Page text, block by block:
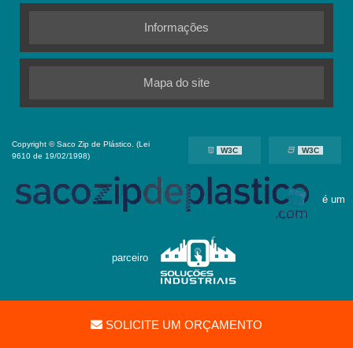
SOLICITE UM ORÇAMENTO
Informações
Mapa do site
Copyright © Saco Zip de Plástico. (Lei
9610 de 19/02/1998)
W3C W3C
é um
parceiro